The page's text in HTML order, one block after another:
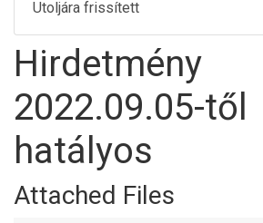
Utoljára frissített
Hirdetmény
2022.09.05-től
hatályos
Attached Files